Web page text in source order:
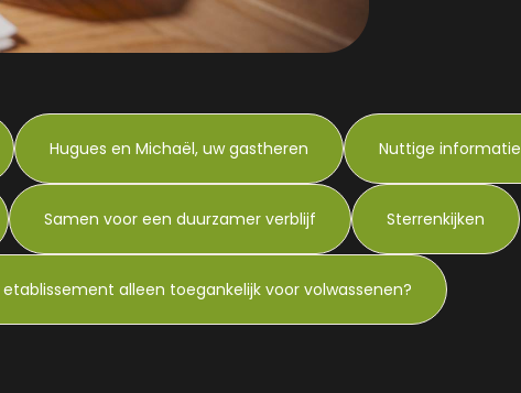
Hugues en Michaël, uw gastheren Nuttige informatie
Samen voor een duurzamer verblijf Sterrenkijken
alleen toegankelijk voor volwassenen?